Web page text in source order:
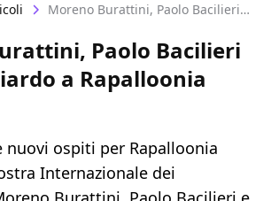
Moreno Burattini, Paolo Bacilieri e Sergio Giardo a Rapalloonia 2016
Paolo Bacilieri
a Rapalloonia
ospiti per Rapalloonia
Internazionale dei